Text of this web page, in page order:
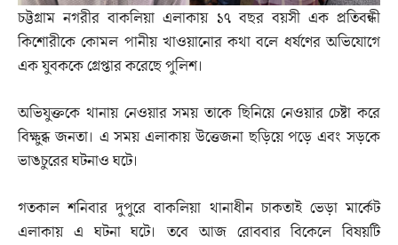
চট্টগ্রাম নগরীর বাকলিয়া এলাকায় ১৭ বছর বয়সী এক প্রতিবন্ধী
কিশোরীকে কোমল পানীয় খাওয়ানোর কথা বলে ধর্ষণের অভিযোগে
এক যুবককে গ্রেপ্তার করেছে পুলিশ।
অভিযুক্তকে থানায় নেওয়ার সময় তাকে ছিনিয়ে নেওয়ার চেষ্টা করে
বিক্ষুব্ধ জনতা। এ সময় এলাকায় উত্তেজনা ছড়িয়ে পড়ে এবং সড়কে
ভাঙচুরের ঘটনাও ঘটে।
গতকাল শনিবার দুপুরে বাকলিয়া থানাধীন চাকতাই ভেড়া মার্কেট
এলাকায় এ ঘটনা ঘটে। তবে আজ রোববার বিকেলে বিষয়টি